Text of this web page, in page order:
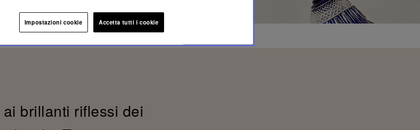
brillanti riflessi dei
Impostazioni cookie Accetta tutti i cookie